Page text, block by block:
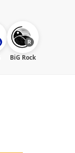
BiG Rock